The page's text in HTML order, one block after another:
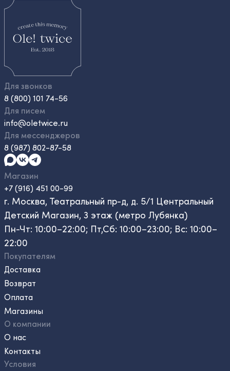
Для звонков
8 (800) 101 74-56
Для писем
info@oletwice.ru
Для мессенджеров
8 (987) 802-87-58
Магазин
+7 (916) 451 00-99
г. Москва, Театральный пр-д, д. 5/1 Центральный
Детский Магазин, 3 этаж (метро Лубянка)
Пн-Чт: 10:00–22:00; Пт,Сб: 10:00–23:00; Вс: 10:00–
22:00
Покупателям
Доставка
Возврат
Оплата
Магазины
О компании
О нас
Контакты
Условия